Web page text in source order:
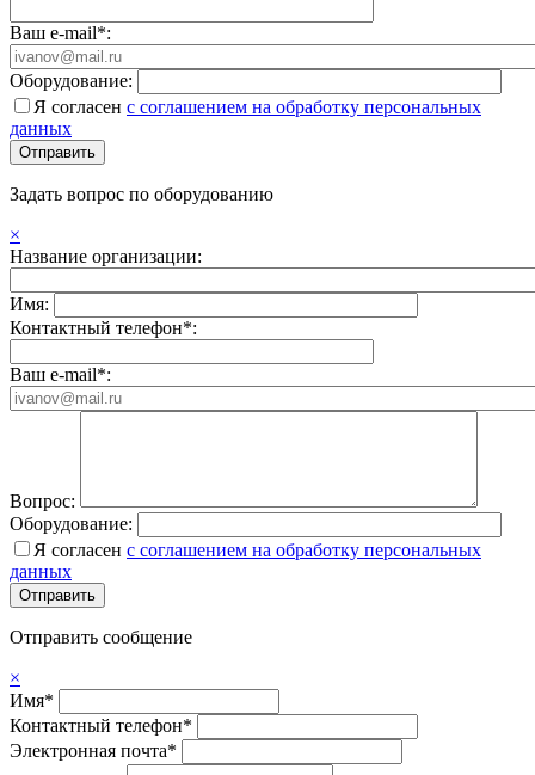
Ваш e-mail*:
Оборудование:
Я согласен с соглашением на обработку персональных
данных
Задать вопрос по оборудованию
×
Название организации:
Имя:
Контактный телефон*:
Ваш e-mail*:
Вопрос:
Оборудование:
Я согласен с соглашением на обработку персональных
данных
Отправить сообщение
×
Имя*
Контактный телефон*
Электронная почта*